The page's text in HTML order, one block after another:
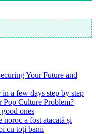
Your Future and
a few days step by step
Culture Problem?
ones
noroc a fost atacată și
cu toți banii